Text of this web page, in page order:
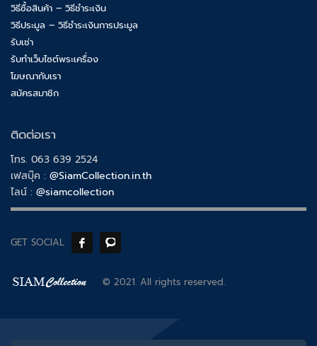
วิธีซื้อสินค้า – วิธีชำระเงิน
วิธีประมูล – วิธีชำระเงินการประมูล
รับเช่า
รับทำเว็บไซต์พระเครื่อง
โฆษณากับเรา
สมัครสมาชิก
ติดต่อเรา
โทร. 063 639 2524
เฟสบุ๊ค : @SiamCollection.in.th
ไลน์ : @siamcollection
GET SOCIAL
© 2021. All rights reserved.